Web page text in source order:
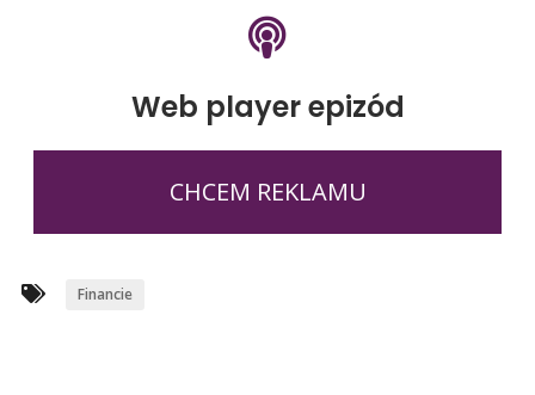
Web player epizód
CHCEM REKLAMU
Financie